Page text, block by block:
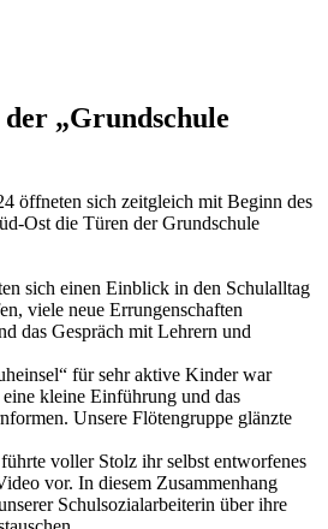
„Grundschule
öffneten sich zeitgleich mit Beginn des
Ost die Türen der Grundschule
sich einen Einblick in den Schulalltag
viele neue Errungenschaften
das Gespräch mit Lehrern und
für sehr aktive Kinder war
kleine Einführung und das
Unsere Flötengruppe glänzte
voller Stolz ihr selbst entworfenes
vor. In diesem Zusammenhang
Schulsozialarbeiterin über ihre